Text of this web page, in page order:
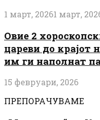
1 март, 20261 март,
Овие 2
цареви до крајот
им ги наполнат
15 февруари, 2026
ПРЕПОРАЧУВАМЕ